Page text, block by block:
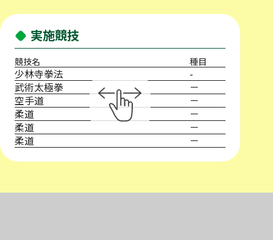
実施競技
競技名 種目
少林寺拳法
-
武術太極拳
－
空手道
－
柔道
－
柔道
－
柔道
－